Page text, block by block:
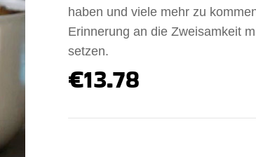
haben und viele mehr zu
Erinnerung an die Zweisamkeit
setzen.
€13.78